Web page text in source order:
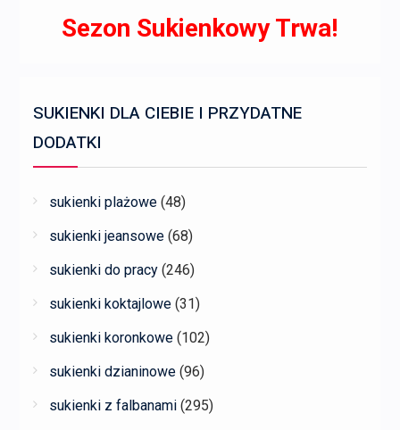
Sezon Sukienkowy Trwa!
SUKIENKI DLA CIEBIE I PRZYDATNE
DODATKI
sukienki plażowe (48)
sukienki jeansowe (68)
sukienki do pracy (246)
sukienki koktajlowe (31)
sukienki koronkowe (102)
sukienki dzianinowe (96)
sukienki z falbanami (295)